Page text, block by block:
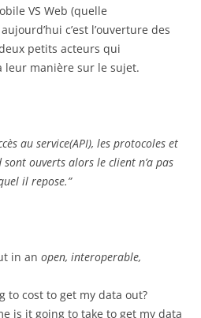
VS Web (quelle
c’est l’ouverture des
petits acteurs qui
leur manière sur le sujet.
au service(API), les protocoles et
ouverts alors le client n’a pas
il repose.”
in an open, interoperable,
to cost to get my data out?
is it going to take to get my data